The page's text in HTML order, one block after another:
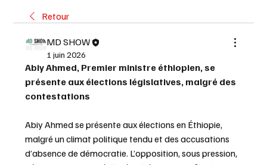
Retour
MD SHOW
1 juin 2026
Abiy Ahmed, Premier ministre éthiopien, se
présente aux élections législatives, malgré des
contestations
Abiy Ahmed se présente aux élections en Éthiopie,
malgré un climat politique tendu et des accusations
d’absence de démocratie. L’opposition, sous pression,